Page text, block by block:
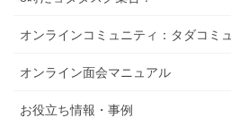
オンラインコミュニティ：タダコミュ
オンライン面会マニュアル
お役立ち情報・事例